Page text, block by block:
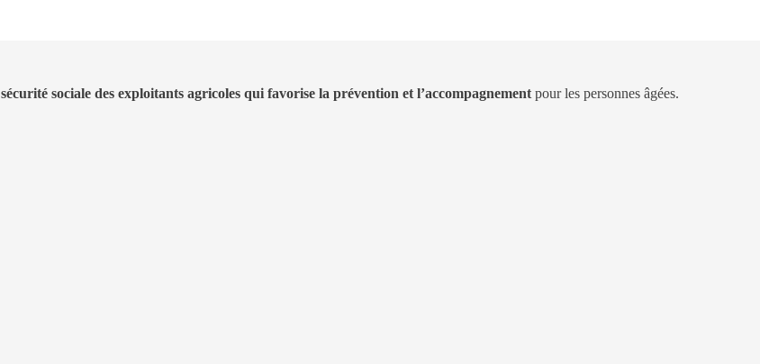
sécurité sociale des exploitants agricoles qui favorise la prévention et l’accompagnement pour les personnes âgées.